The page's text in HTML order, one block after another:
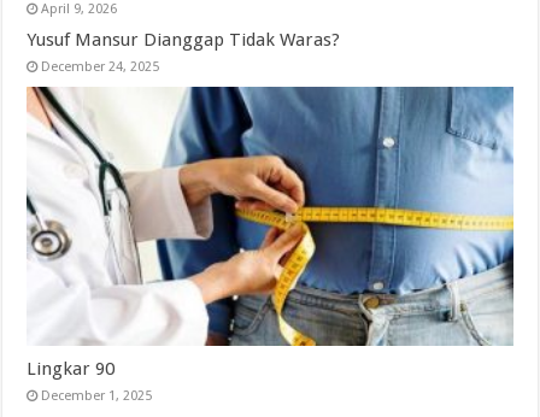
April 9, 2026
Yusuf Mansur Dianggap Tidak Waras?
December 24, 2025
Lingkar 90
December 1, 2025